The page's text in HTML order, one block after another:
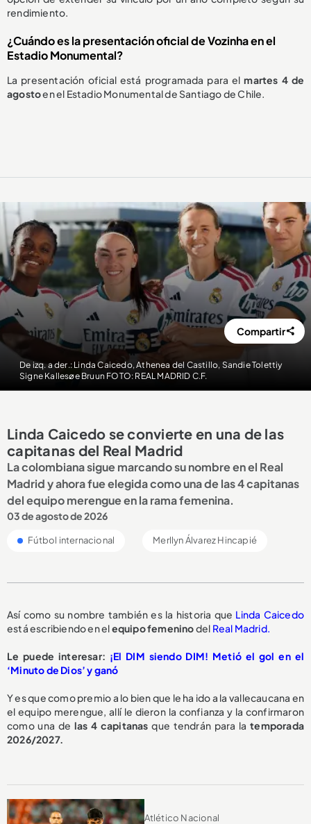
rendimiento.
¿Cuándo es la presentación oficial de Vozinha en el
Estadio Monumental?
La presentación oficial está programada para elmartes 4 de
agostoen el Estadio Monumental de Santiago de Chile.
De izq. a der.: Linda Caicedo, Athenea del Castillo, Sandie Tolettiy
Signe Kallesøe Bruun FOTO: REAL MADRID C.F.
Compartir
Linda Caicedo se convierte en una de las
capitanas del Real Madrid
La colombiana sigue marcando su nombre en el Real
Madrid y ahora fue elegida como una de las 4 capitanas
del equipo merengue en la rama femenina.
03 de agosto de 2026
Fútbol internacional Merllyn Álvarez Hincapié
Así como su nombre también es la historia que Linda Caicedo
está escribiendo en elequipo femeninodel Real Madrid.
Le puede interesar: ¡El DIM siendo DIM! Metió el gol en el
‘Minuto de Dios’ y ganó
Y es que como premio a lo bien que le ha ido a la vallecaucana en
el equipo merengue, allí le dieron la confianza y la confirmaron
como una de las 4 capitanasque tendrán para latemporada
2026/2027.
Atlético Nacional